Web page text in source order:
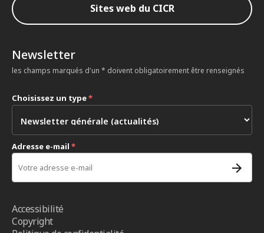
Sites web du CICR
Newsletter
les champs marqués d'un * doivent obligatoirement être renseignés
Choisissez un type*
Adresse e-mail *
Accessibilité
Copyright